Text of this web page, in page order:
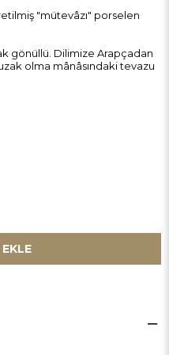
"mütevâzı" porselen
gönüllü. Dilimize Arapçadan
olma mânâsındaki tevazu